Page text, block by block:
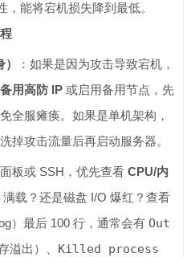
能将宕机损失降到最低。
：如果是因为攻击导致宕机，
备用高防 IP 或启用备用节点，先
全服瘫痪。如果是单机架构，
掉攻击流量后再启动服务器。
面板或 SSH，优先查看CPU/内
满载？还是磁盘 I/O 爆红？查看
）最后 100 行，通常会有 Out
溢出）、 Killed process